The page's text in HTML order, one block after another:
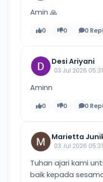
Amin 🙏
0 0 0
Desi Ariyani
03 Jul 2026 05:31
Aminn
0 0 0
Marietta
03 Jul 2026 05:31
Tuhan ajari kami
baik kepada